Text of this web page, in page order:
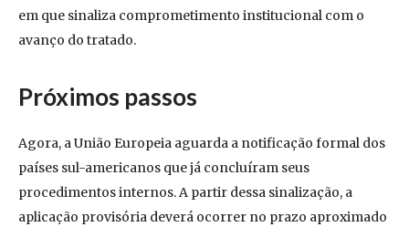
em que sinaliza comprometimento institucional com o
avanço do tratado.
Próximos passos
Agora, a União Europeia aguarda a notificação formal dos
países sul-americanos que já concluíram seus
procedimentos internos. A partir dessa sinalização, a
aplicação provisória deverá ocorrer no prazo aproximado